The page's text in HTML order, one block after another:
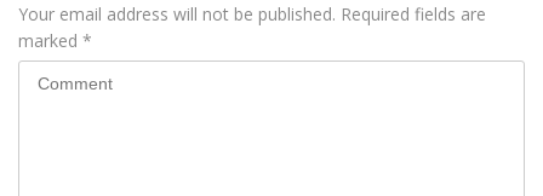
Your email address will not be published. Required fields are
marked *